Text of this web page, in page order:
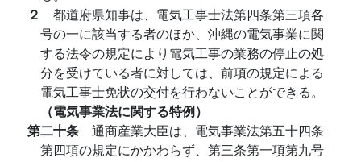
２ 都道府県知事は、電気工事士法第四条第三項各
号の一に該当する者のほか、沖縄の電気事業に関
する法令の規定により電気工事の業務の停止の処
分を受けている者に対しては、前項の規定による
電気工事士免状の交付を行わないことができる。
（電気事業法に関する特例）
第二十条 通商産業大臣は、電気事業法第五十四条
第四項の規定にかかわらず、第三条第一項第九号